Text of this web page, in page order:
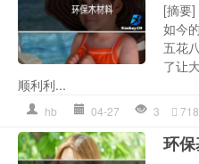
[摘要
如今
五花
了让
顺利利...
hb 04-27 3 718
环